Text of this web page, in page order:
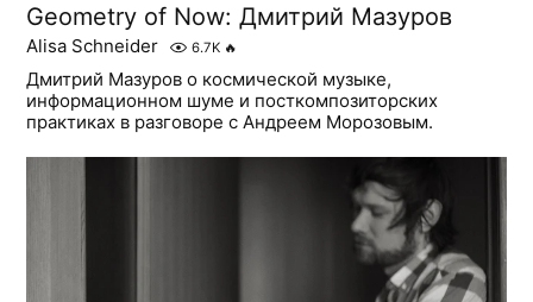
Geometry of Now: Дмитрий Мазуров
Alisa Schneider 6.7K 🔥
Дмитрий Мазуров о космической музыке,
информационном шуме и посткомпозиторских
практиках в разговоре с Андреем Морозовым.